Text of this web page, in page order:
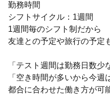
勤務時間
シフトサイクル：1週間
1週間毎のシフト制だから
友達との予定や旅行の予定
「テスト週間は勤務日数少
「空き時間が多いから今週
都合に合わせた働き方が可